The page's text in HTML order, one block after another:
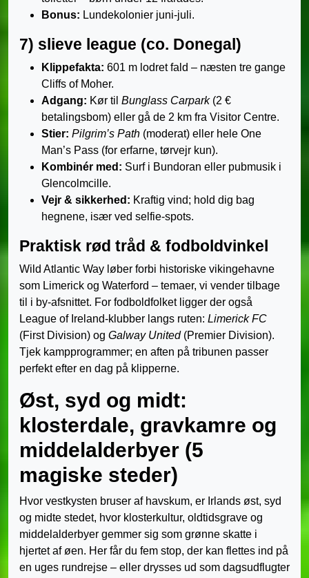
Bonus: Lunde­kolonier juni-juli.
7) slieve league (co. Donegal)
Klippefakta: 601 m lodret fald – næsten tre gange
Cliffs of Moher.
Adgang: Kør til Bunglass Carpark(2 €
betalingsbom) eller gå de 2 km fra Visitor Centre.
Stier: Pilgrim’s Path (moderat) eller hele One
Man’s Pass (for erfarne, tørvejr kun).
Kombinér med: Surf i Bundoran eller pubmusik i
Glencolmcille.
Vejr & sikkerhed: Kraftig vind; hold dig bag
hegnene, især ved selfie-spots.
Praktisk rød tråd & fodboldvinkel
Wild Atlantic Way løber forbi historiske vikingehavne
som Limerick og Waterford – temaer, vi vender tilbage
til i by-afsnittet. For fodboldfolket ligger der også
League of Ireland-klubber langs ruten: Limerick FC
(First Division) og Galway United(Premier Division).
Tjek kampprogrammer; en aften på tribunen passer
perfekt efter en dag på klipperne.
Øst, syd og midt:
klosterdale, gravkamre og
middelalderbyer (5
magiske steder)
Hvor vestkysten bruser af havskum, er Irlands øst, syd
og midte stedet, hvor klosterkultur, oldtidsgrave og
middelalderbyer gemmer sig som grønne skatte i
hjertet af øen. Her får du fem stop, der kan flettes ind på
en uges rundrejse – eller drysses ud som dagsudflugter